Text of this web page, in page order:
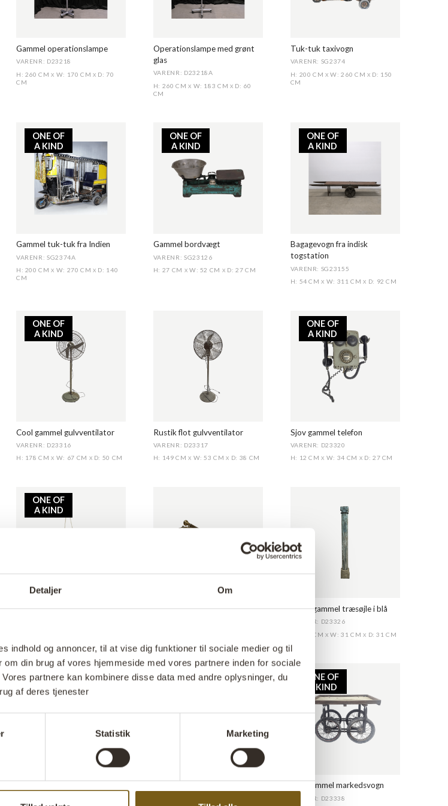
Detaljer Om
indhold og annoncer, til at vise dig funktioner til sociale medier og til
din brug af vores hjemmeside med vores partnere inden for sociale
partnere kan kombinere disse data med andre oplysninger, du
af deres tjenester
Statistik Marketing
Gammel operationslampe
VARENR: D23218
H: 260 CMX W: 170 CMX D: 70
CM
Operationslampe med grønt
glas
VARENR: D23218A
H: 260 CMX W: 183 CMX D: 60
CM
Tuk-tuk taxivogn
VARENR: SG2374
H: 200 CMX W: 260 CM X D: 150
CM
ONE OF
A KIND
Gammel tuk-tuk fra Indien
VARENR: SG2374A
H: 200 CMX W: 270 CMX D: 140
CM
ONE OF
A KIND
Gammel bordvægt
VARENR: SG23126
H: 27 CM X W: 52 CM X D: 27 CM
ONE OF
A KIND
Bagagevogn fra indisk
togstation
VARENR: SG23155
H: 54 CMX W: 311 CMX D: 92 CM
ONE OF
A KIND
Cool gammel gulvventilator
VARENR: D23316
H: 178 CMX W: 67 CM X D: 50 CM
Rustik flot gulvventilator
VARENR: D23317
H: 149 CMX W: 53 CMX D: 38 CM
ONE OF
A KIND
Sjov gammel telefon
VARENR: D23320
H: 12 CMX W: 34 CM X D: 27 CM
ONE OF
A KIND
Gong Gong med slagtøj Signalhorn i messing Smuk gammel træsøjle i blå
VARENR: D23326
H: 233 CMX W: 31 CMX D: 31 CM
ONE OF
A KIND
ONE OF
ONE OF
A KIND
Flot gammel markedsvogn
VARENR: D23338